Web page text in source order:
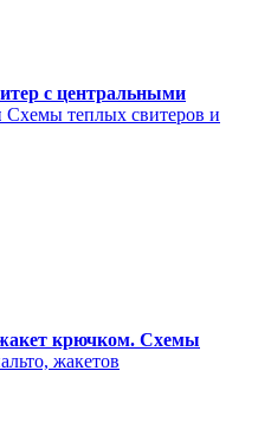
с центральными
Схемы теплых свитеров и
крючком. Схемы
жакетов